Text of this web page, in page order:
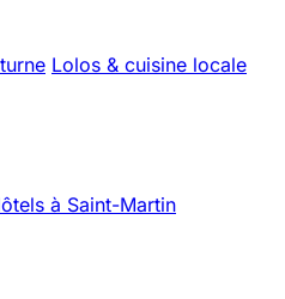
Lolos & cuisine locale
à Saint-Martin